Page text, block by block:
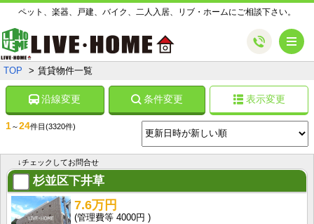
ペット、楽器、戸建、バイク、二人入居、リブ・ホームにご相談下さい。
TOP 賃貸物件一覧
沿線変更 条件変更 表示変更
1～24件目(3320件)
↓チェックしてお問合せ
杉並区下井草
7.6万円
4000円